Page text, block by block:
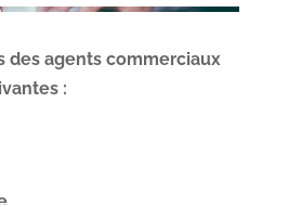
des agents commerciaux
: